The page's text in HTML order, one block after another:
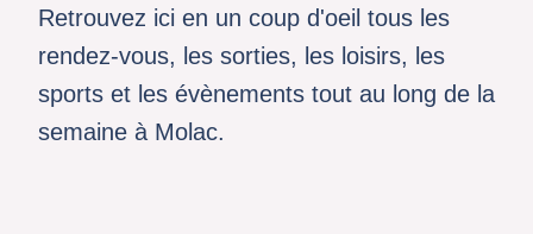
Retrouvez ici en un coup d'oeil tous les
rendez-vous, les sorties, les loisirs, les
sports et les évènements tout au long de la
semaine à Molac.